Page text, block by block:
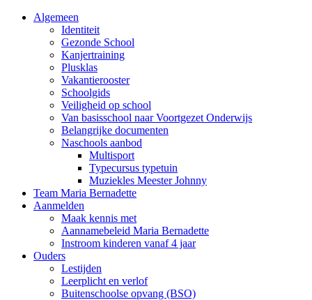
Algemeen
Identiteit
Gezonde School
Kanjertraining
Plusklas
Vakantierooster
Schoolgids
Veiligheid op school
Van basisschool naar Voortgezet Onderwijs
Belangrijke documenten
Naschools aanbod
Multisport
Typecursus typetuin
Muziekles Meester Johnny
Team Maria Bernadette
Aanmelden
Maak kennis met
Aannamebeleid Maria Bernadette
Instroom kinderen vanaf 4 jaar
Ouders
Lestijden
Leerplicht en verlof
Buitenschoolse opvang (BSO)